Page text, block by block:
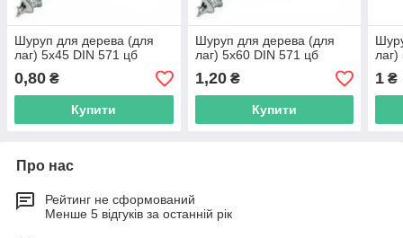
Шуруп для дерева (для
лаг) 5х45 DIN 571 цб
0,80 ₴
Купити
Шуруп для дерева (для
лаг) 5х60 DIN 571 цб
1,20₴
Купити
1 ₴
Про нас
Рейтинг не сформований
Менше 5 відгуків за останній рік